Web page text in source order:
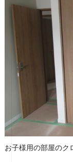
お子様用の部屋のク